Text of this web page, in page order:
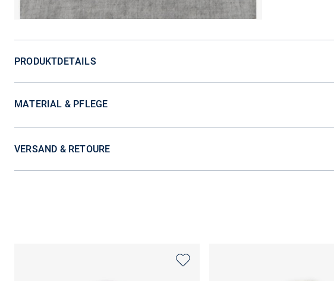
PRODUKTDETAILS
MATERIAL & PFLEGE
VERSAND & RETOURE